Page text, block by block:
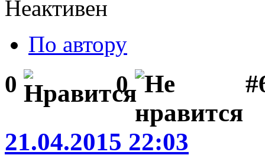
Неактивен
По автору
0 0
21.04.2015 22:03